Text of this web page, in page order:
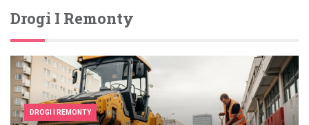
Drogi I Remonty
DROGI I REMONTY